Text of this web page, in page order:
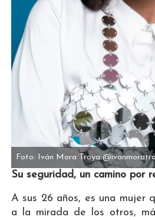
Foto: Iván Mora Troya
Su seguridad, un camino por
A sus 26 años, es una mujer
a la mirada de los otros,